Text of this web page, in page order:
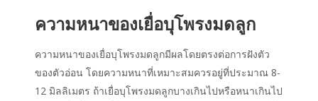
ความหนาของเยื่อบุโพรงมดลูก
ความหนาของเยื่อบุโพรงมดลูกมีผลโดยตรงต่อการฝังตัว
ของตัวอ่อน โดยความหนาที่เหมาะสมควรอยู่ที่ประมาณ 8-
12 มิลลิเมตร ถ้าเยื่อบุโพรงมดลูกบางเกินไปหรือหนาเกินไป